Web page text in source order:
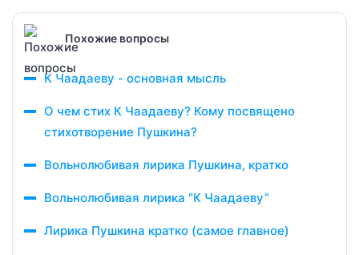
Похожие вопросы
К Чаадаеву - основная мысль
О чем стих К Чаадаеву? Кому посвящено
стихотворение Пушкина?
Вольнолюбивая лирика Пушкина, кратко
Вольнолюбивая лирика “К Чаадаеву”
Лирика Пушкина кратко (самое главное)